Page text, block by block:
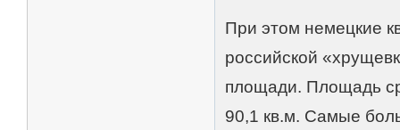
При этом немецкие
российской
площади. Площадь
90,1 кв.м. Самые